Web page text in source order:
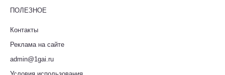
ПОЛЕЗНОЕ
Контакты
Реклама на сайте
admin@1gai.ru